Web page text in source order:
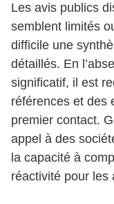
Les avis publics
semblent limités
difficile une
détaillés. En
significatif, il est
références et des
premier contact.
appel à des
la capacité à
réactivité pour les